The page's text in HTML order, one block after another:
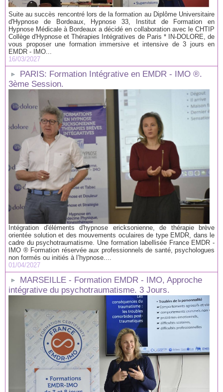
Suite au succès rencontré lors de la formation au Diplôme Universitaire
d'Hypnose de Bordeaux, Hypnose 33, Institut de Formation en
Hypnose Médicale à Bordeaux a décidé en collaboration avec le CHTIP
Collège d'Hypnose et Thérapies Intégratives de Paris * IN-DOLORE, de
vous proposer une formation immersive et intensive de 3 jours en
EMDR - IMO...
16/03/2027
PARIS: Formation Intégrative en EMDR - IMO ®.
3ème Session.
Intégration d'éléments d'hypnose ericksonienne, de thérapie brève
orientée solution et des mouvements oculaires de type EMDR, dans le
cadre du psychotraumatisme. Une formation labellisée France EMDR -
IMO ® Formation réservée aux professionnels de santé, psychologues
non formés ou initiés à l’hypnose....
01/04/2027
MARSEILLE - Formation EMDR - IMO, Approche
intégrative du psychotraumatisme. 3 Jours.